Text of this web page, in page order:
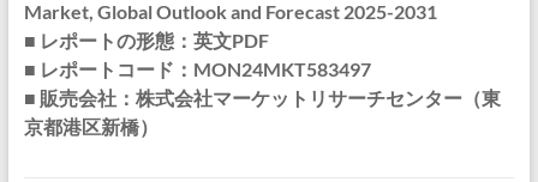
Market, Global Outlook and Forecast 2025-2031
■ レポートの形態：英文PDF
■ レポートコード：MON24MKT583497
■ 販売会社：株式会社マーケットリサーチセンター（東
京都港区新橋）